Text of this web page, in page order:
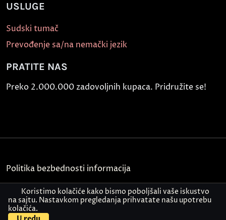
USLUGE
Sudski tumač
Prevođenje sa/na nemački jezik
PRATITE NAS
Preko 2.000.000 zadovoljnih kupaca. Pridružite se!
Politika bezbednosti informacija
Kontakt
© Akademija Oxford 2026.
Koristimo kolačiće kako bismo poboljšali vaše iskustvo
na sajtu. Nastavkom pregledanja prihvatate našu upotrebu
kolačića.